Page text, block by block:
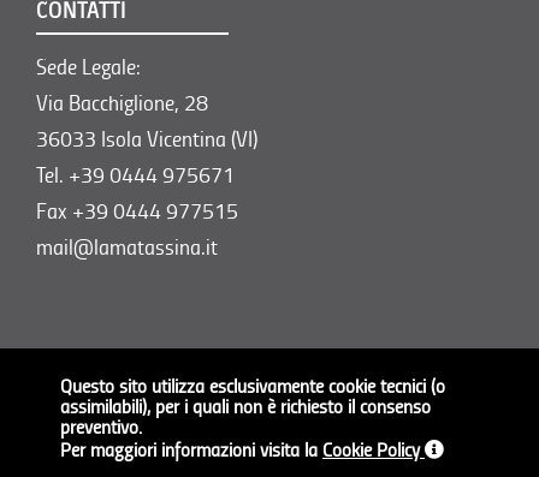
Questo sito utilizza esclusivamente cookie tecnici (o
assimilabili), per i quali non è richiesto il consenso
preventivo.
Per maggiori informazioni visita la Cookie Policy
CONTATTI
Sede Legale:
Via Bacchiglione, 28
36033 Isola Vicentina (VI)
Tel. +39 0444 975671
Fax +39 0444 977515
mail@lamatassina.it
Copyright © 2026 | LA MATASSINA SRL |
P.Iva 02834490241